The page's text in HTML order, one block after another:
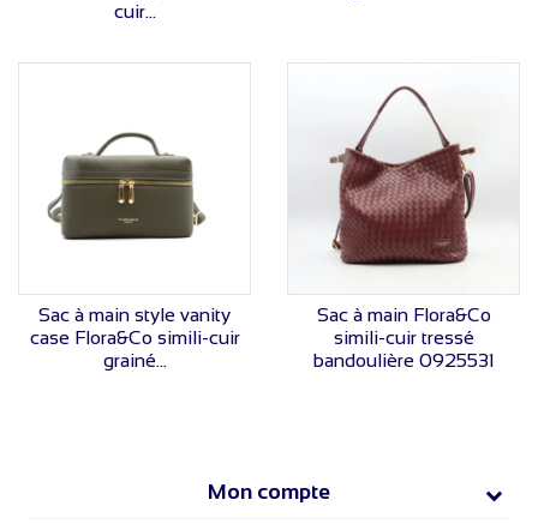
cuir...
VOIR LE PRIX
Sac à main style vanity
case Flora&Co simili-cuir
grainé...
VOIR LE PRIX
Sac à main Flora&Co
simili-cuir tressé
bandoulière 0925531
Mon compte